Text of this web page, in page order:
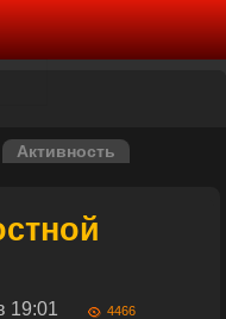
Активность
в 19:01 4466